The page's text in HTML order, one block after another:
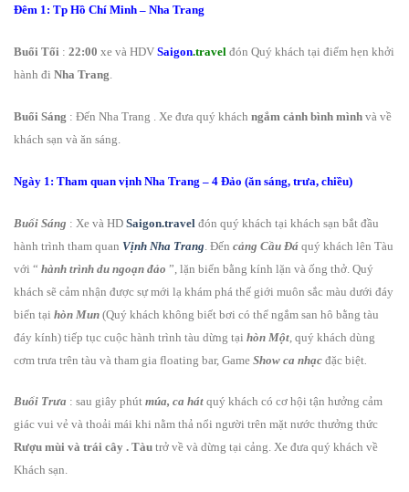
Đêm 1: Tp Hồ Chí Minh – Nha Trang
Buổi Tối : 22:00 xe và HDV Saigon.travel đón Quý khách tại điểm hẹn khởi
hành đi Nha Trang.
Buổi Sáng : Đến Nha Trang . Xe đưa quý khách ngắm cảnh bình mình và về
khách sạn và ăn sáng.
Ngày 1: Tham quan vịnh Nha Trang – 4 Đảo (ăn sáng, trưa, chiều)
Buổi Sáng : Xe và HD Saigon.travel đón quý khách tại khách sạn bắt đầu
hành trình tham quan Vịnh Nha Trang . Đến cảng Cầu Đá quý khách lên Tàu
với “ hành trình du ngoạn đảo ”, lặn biển bằng kính lặn và ống thở. Quý
khách sẽ cảm nhận được sự mới lạ khám phá thế giới muôn sắc màu dưới đáy
biển tại hòn Mun (Quý khách không biết bơi có thể ngắm san hô bằng tàu
đáy kính) tiếp tục cuộc hành trình tàu dừng tại hòn Một , quý khách dùng
cơm trưa trên tàu và tham gia floating bar, Game Show ca nhạc đặc biệt
Buổi Trưa : sau giây phút múa, ca hát quý khách có cơ hội tận hưởng cảm
giác vui vẻ và thoải mái khi nằm thả nổi người trên mặt nước thưởng thức
Rượu mùi và trái cây . Tàu trở về và dừng tại cảng. Xe đưa quý khách về
Khách sạn.